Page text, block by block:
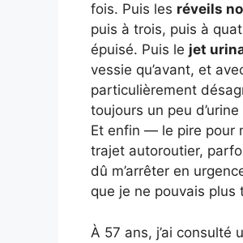
fois. Puis les réveils
puis à trois, puis à
épuisé. Puis le jet
vessie qu’avant, et
particulièrement
toujours un peu
Et enfin — le pire pour
trajet autoroutier,
dû m’arrêter en
que je ne pouvais plus
À 57 ans, j’ai consulté